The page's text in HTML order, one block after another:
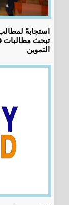
استجابةً
تبحث مطالبات
التموين